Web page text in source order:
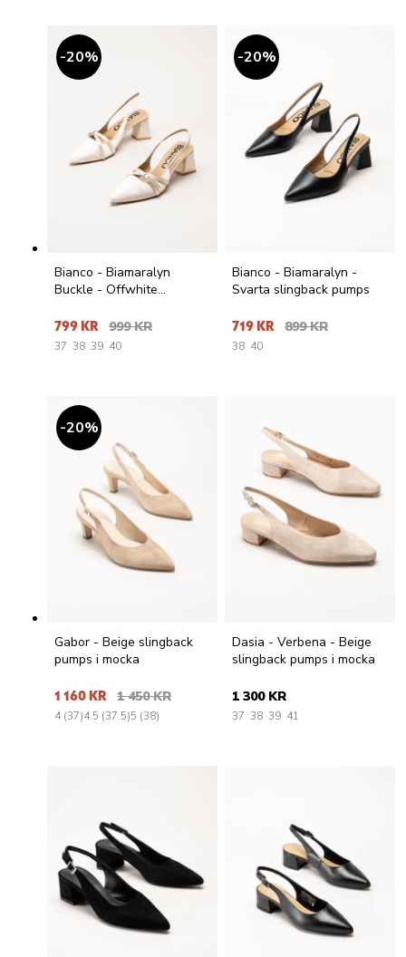
20%
Bianco - Biamaralyn
Buckle - Offwhite
799 KR 999 KR
37 38 39 40
20%
Bianco - Biamaralyn -
Svarta slingback pumps
719 KR 899 KR
38 40
20%
Gabor - Beige slingback
pumps i mocka
1 160 KR 1 450 KR
4 (37)4.5 (37.5)5 (38)
Dasia - Verbena - Beige
slingback pumps i mocka
1 300 KR
37 38 39 41